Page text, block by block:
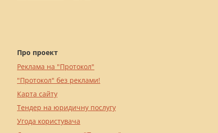
Про проект
Реклама на "Протокол"
"Протокол" без реклами!
Карта сайту
Тендер на юридичну послугу
Угода користувача